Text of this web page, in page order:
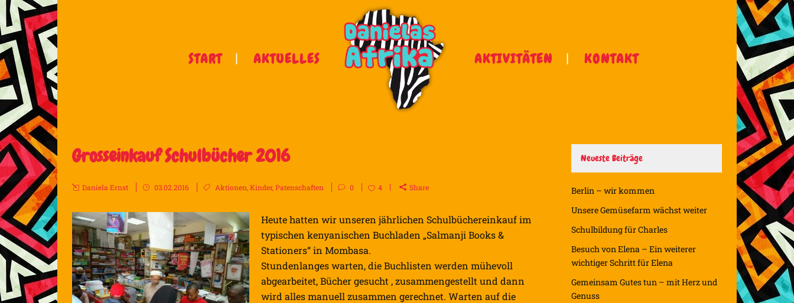
START AKTUELLES AKTIVITÄTEN KONTAKT
Grosseinkauf Schulbücher 2016
Daniela Ernst 03.02.2016 Aktionen,Kinder,Patenschaften 0 4 Share
Heute hatten wir unseren jährlichen Schulbüchereinkauf im
typischen kenyanischen Buchladen „Salmanji Books &
Stationers“ in Mombasa.
Stundenlanges warten, die Buchlisten werden mühevoll
abgearbeitet, Bücher gesucht , zusammengestellt und dann
wird alles manuell zusammen gerechnet. Warten auf die
Neueste Beiträge
Berlin – wir kommen
Unsere Gemüsefarm wächst weiter
Schulbildung für Charles
Besuch von Elena – Ein weiterer
wichtiger Schritt für Elena
Gemeinsam Gutes tun – mit Herz und
Genuss